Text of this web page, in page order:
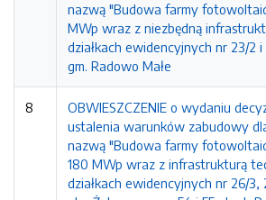
nazwą "Budowa farmy
MWp wraz z niezbędną
działkach ewidencyjnych nr 23/2
gm. Radowo Małe
8
OBWIESZCZENIE o wydaniu
ustalenia warunków zabudowy
nazwą "Budowa farmy
180 MWp wraz z infrastrukturą
działkach ewidencyjnych nr 26/